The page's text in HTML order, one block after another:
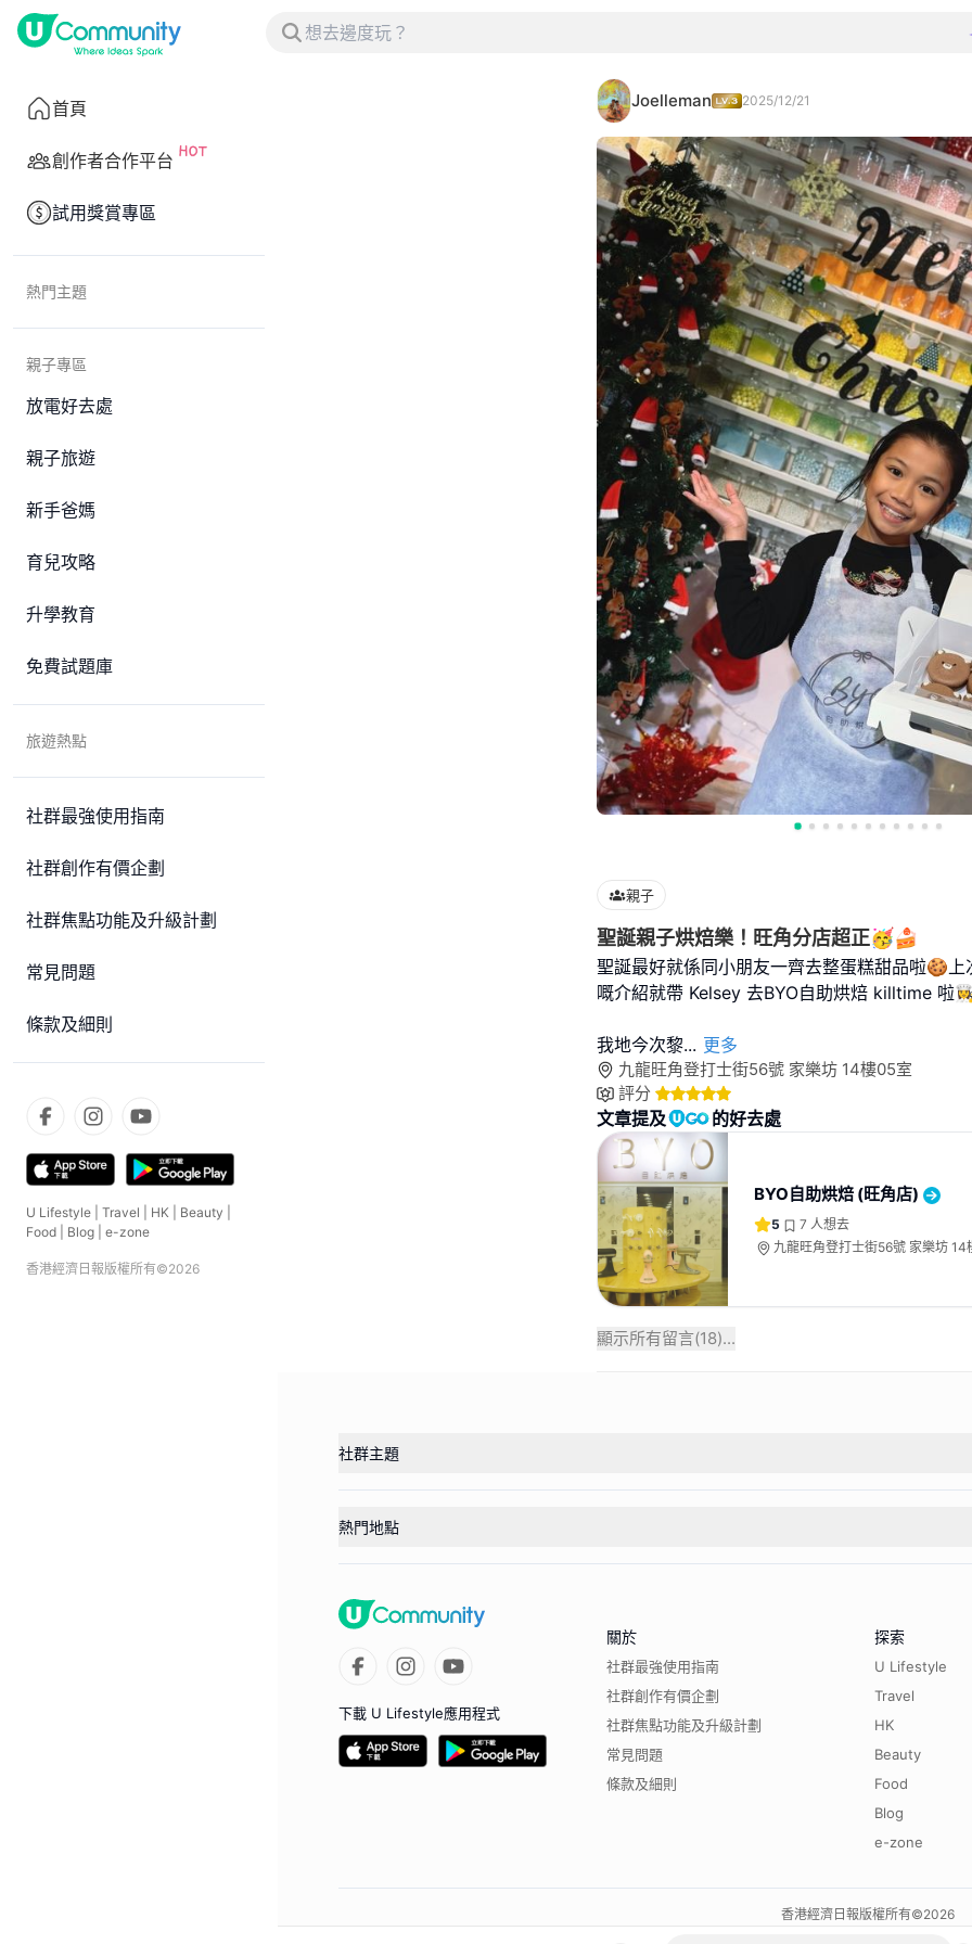
首頁
創作者合作平台
試用獎賞專區
熱門主題
親子專區
放電好去處
親子旅遊
新手爸媽
育兒攻略
升學教育
免費試題庫
旅遊熱點
社群最強使用指南
社群創作有價企劃
社群焦點功能及升級計劃
常見問題
條款及細則
U Lifestyle Travel HK Beauty
Food
Blog e-zone
香港經濟日報版權所有©2026
Joelleman 2025/12/21
親子
聖誕親子烘焙樂！旺角分店超正🥳🍰
聖誕最好就係同小朋友一齊去整蛋糕甜品啦🍪
嘅介紹就帶 Kelsey 去BYO自助烘焙 killtime 啦
我地今次黎... 更多
九龍旺角登打士街56號 家樂坊 14樓05室
評分
文章提及 的好去處
BYO自助烘焙 (旺角店)
5 7 人想去
九龍旺角登打士街56號 家樂坊 14
顯示所有留言(18)...
社群主題
熱門地點
下載 U Lifestyle應用程式
關於
社群最強使用指南
社群創作有價企劃
社群焦點功能及升級計劃
常見問題
條款及細則
探索
U Lifestyle
Travel
HK
Beauty
Food
Blog
e-zone
香港經濟日報版權所有©2026